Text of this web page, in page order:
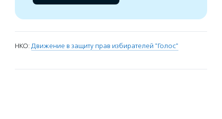
НКО: Движение в защиту прав избирателей "Голос"